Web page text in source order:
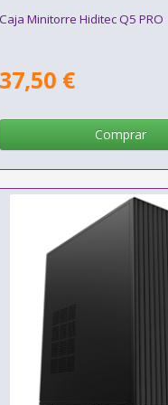
Caja Minitorre Hiditec Q5 PRO
37,50 €
Comprar